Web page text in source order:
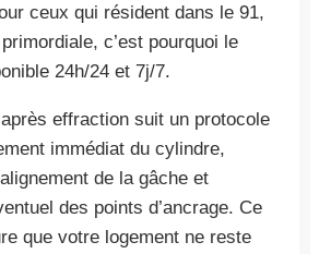
ceux qui résident dans le 91,
c’est pourquoi le
24h/24 et 7j/7.
effraction suit un protocole
immédiat du cylindre,
de la gâche et
des points d’ancrage. Ce
que votre logement ne reste